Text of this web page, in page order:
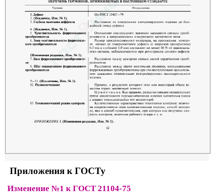
Приложения к ГОСТу
Изменение №1 к ГОСТ 21104-75